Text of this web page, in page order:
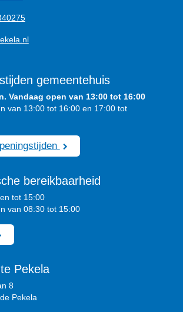
gemeentehuis
Vandaag open van 13:00 tot 16:00
van 13:00 tot 16:00 en 17:00 tot
bereikbaarheid
tot 15:00
van 08:30 tot 15:00
Pekela
8
Pekela